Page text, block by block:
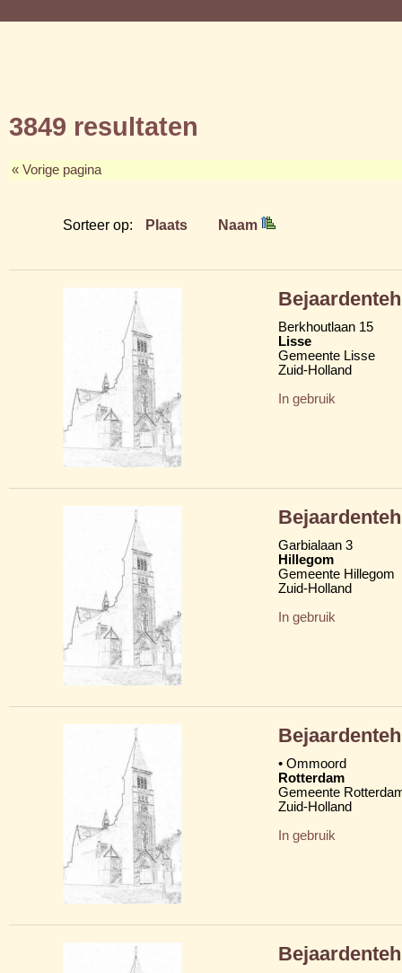
3849 resultaten
« Vorige pagina
Sorteer op: Plaats Naam
Berkhoutlaan 15
Lisse
Gemeente Lisse
Zuid-Holland
In gebruik
Garbialaan 3
Hillegom
Gemeente Hillegom
Zuid-Holland
In gebruik
• Ommoord
Rotterdam
Gemeente
Zuid-Holland
In gebruik